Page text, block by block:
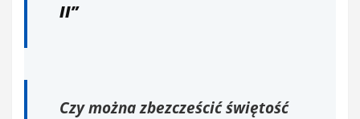
II”
Czy można zbezcześcić świętość